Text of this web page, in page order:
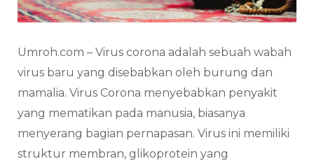
Umroh.com – Virus corona adalah sebuah wabah
virus baru yang disebabkan oleh burung dan
mamalia. Virus Corona menyebabkan penyakit
yang mematikan pada manusia, biasanya
menyerang bagian pernapasan. Virus ini memiliki
struktur membran, glikoprotein yang